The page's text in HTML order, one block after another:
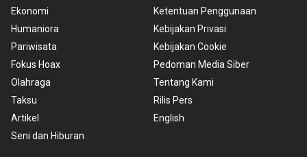
Ekonomi
Humaniora
Pariwisata
Fokus Hoax
Olahraga
Taksu
Artikel
Seni dan Hiburan
Ketentuan Penggunaan
Kebijakan Privasi
Kebijakan Cookie
Pedoman Media Siber
Tentang Kami
Rilis Pers
English